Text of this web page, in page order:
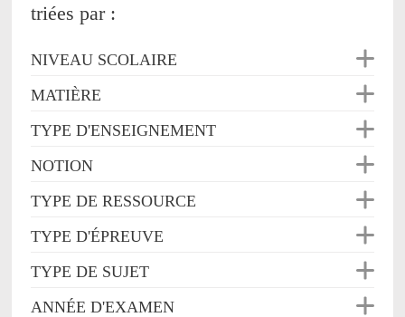
triées par :
NIVEAU SCOLAIRE
MATIÈRE
TYPE D'ENSEIGNEMENT
NOTION
TYPE DE RESSOURCE
TYPE D'ÉPREUVE
TYPE DE SUJET
ANNÉE D'EXAMEN